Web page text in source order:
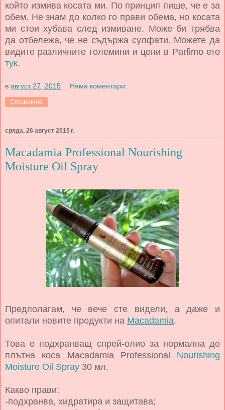
който измива косата ми. По принцип пише, че е за
обем. Не знам до колко го прави обема, но косата
ми стои хубава след измиване. Може би трябва
да отбележа, че не съдържа сулфати. Можете да
видите различните големини и цени в Parfimo ето
тук.
в август 27, 2015 Няма коментари:
Споделяне
сряда, 26 август 2015 г.
Macadamia Professional Nourishing
Moisture Oil Spray
Предполагам, че вече сте видели, а даже и
опитали новите продукти на Macadamia.
Това е подхранващ спрей-олио за нормална до
плътна коса Macadamia Professional Nourishing
Moisture Oil Spray 30 мл.
Какво прави:
-подхранва, хидратира и защитава;